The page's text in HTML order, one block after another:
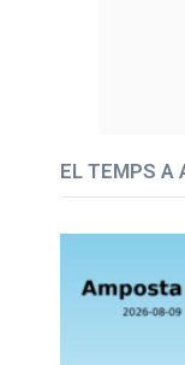
EL TEMPS A